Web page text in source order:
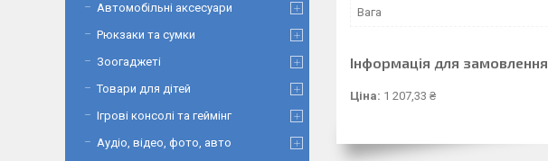
Вага
Інформація для замовлення
Ціна: 1 207,33 ₴
Автомобільні аксесуари
Рюкзаки та сумки
Зоогаджеті
Товари для дітей
Ігрові консолі та геймінг
Аудіо, відео, фото, авто